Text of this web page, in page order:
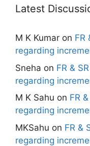
Latest
M K Kumar on FR
regarding
Sneha on FR &
regarding
M K Sahu on FR
regarding
MKSahu on FR &
regarding